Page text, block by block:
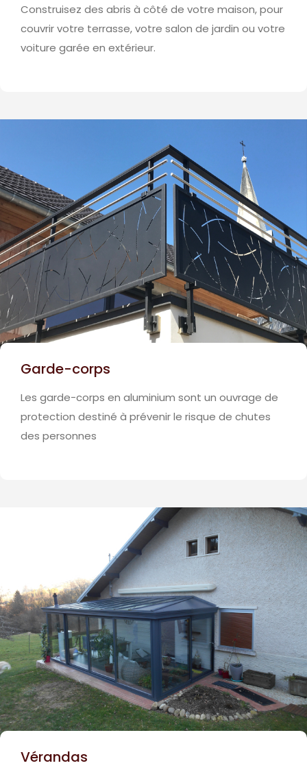
Construisez des abris à côté de votre maison, pour
couvrir votre terrasse, votre salon de jardin ou votre
voiture garée en extérieur.
Garde-corps
Les garde-corps en aluminium sont un ouvrage de
protection destiné à prévenir le risque de chutes
des personnes
Vérandas